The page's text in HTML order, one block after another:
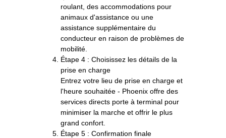
roulant, des accommodations pour
animaux d'assistance ou une
assistance supplémentaire du
conducteur en raison de problèmes de
mobilité.
Étape 4 : Choisissez les détails de la
prise en charge
Entrez votre lieu de prise en charge et
l'heure souhaitée - Phoenix offre des
services directs porte à terminal pour
minimiser la marche et offrir le plus
grand confort.
Étape 5 : Confirmation finale